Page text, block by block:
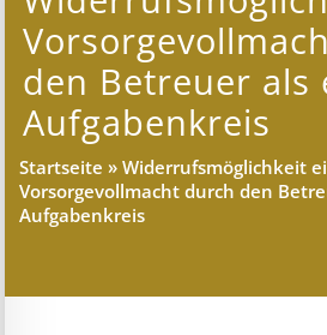
den Betreuer als
Aufgabenkreis
Startseite »Widerrufsmöglichkeit
Vorsorgevollmacht durch den
Aufgabenkreis